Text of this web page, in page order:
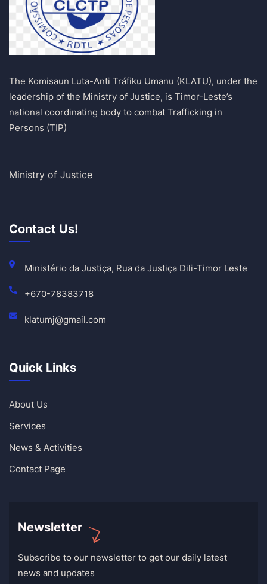
The Komisaun Luta-Anti Tráfiku Umanu (KLATU), under the
leadership of the Ministry of Justice, is Timor-Leste’s
national coordinating body to combat Trafficking in
Persons (TIP)
Ministry of Justice
Contact Us!
Ministério da Justiça, Rua da Justiça Dili-Timor Leste
+670-78383718
klatumj@gmail.com
Quick Links
About Us
Services
News & Activities
Contact Page
Newsletter
Subscribe to our newsletter to get our daily latest
news and updates